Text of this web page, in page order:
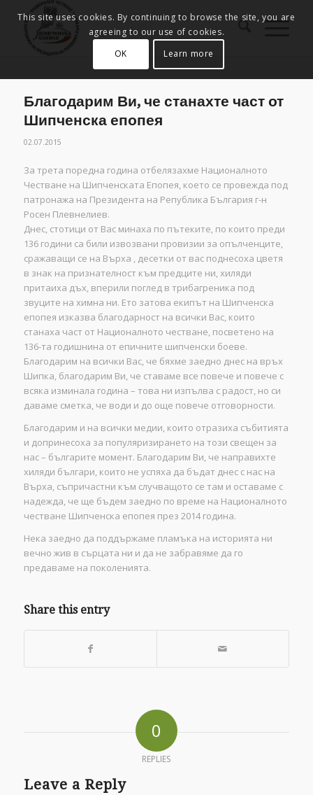
Благодарим Ви, че станахте част от
Шипченска епопея
02.07.2015
За трета поредна година отбелязахме Националното
Честване на Шипченската Епопея, което се провежда под
патронажа на Президента на Република България г-н
Росен Плевнелиев.
Днес, стотици от Вас минаха по пътеките, по които преди
136 години са били извозвани провизии за опълченците,
сражаващи се на Върха , десетки от вас поднесоха цветя
в знак на признателност към предците ни, хиляди
притаиха дъх, вперили поглед в трибагреника под
звуците на химна ни. Ето затова екипът на Шипченска
епопея изказва благодарност на всички Вас, които
станаха част от Националното честване, посветено на
136-та годишнина от епичните шипченски боеве.
Благодарим на всички Вас, че бяхме заедно днес на връх
Шипка, благодарим Ви, че ставаме все повече и повече с
всяка изминала година – това ни изпълва с радост, но си
даваме сметка, че води и до още повече отговорности.
Благодарим и на всички медии, които отразиха събитията
и допринесоха за популяризирането на този свещен за
нас – българите момент. Благодарим Ви, че направихте
хиляди българи, които не успяха да бъдат днес с нас на
Върха, съпричастни към случващото се там и оставаме с
надежда, че ще бъдем заедно по време на Националното
честване Шипченска епопея през 2014 година.
Нека заедно да поддържаме пламъка на историята ни
вечно жив в сърцата ни и да не забравяме да го
предаваме на поколенията.
Share this entry
0
REPLIES
Leave a Reply
This site uses cookies. By continuing to browse the site, you are
agreeing to our use of cookies.
OK
Learn more